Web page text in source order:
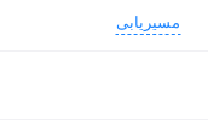
مسیریابی